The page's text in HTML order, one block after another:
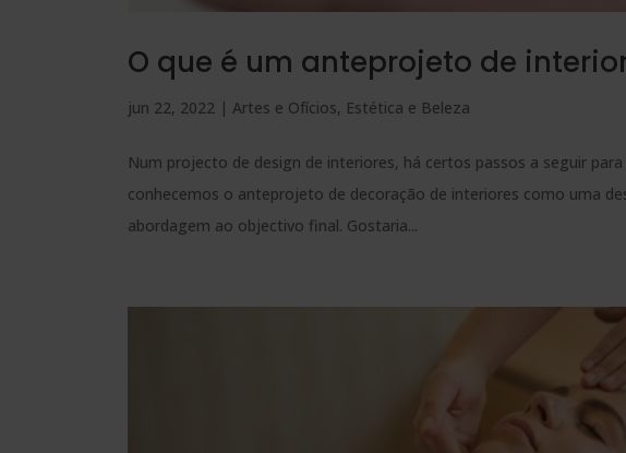
O que é um anteprojeto de
jun 22, 2022 | Artes e Ofícios, Estética e Beleza
Num projecto de design de interiores, há certos passos a seguir
conhecemos o anteprojeto de decoração de interiores como uma
abordagem ao objectivo final. Gostaria...